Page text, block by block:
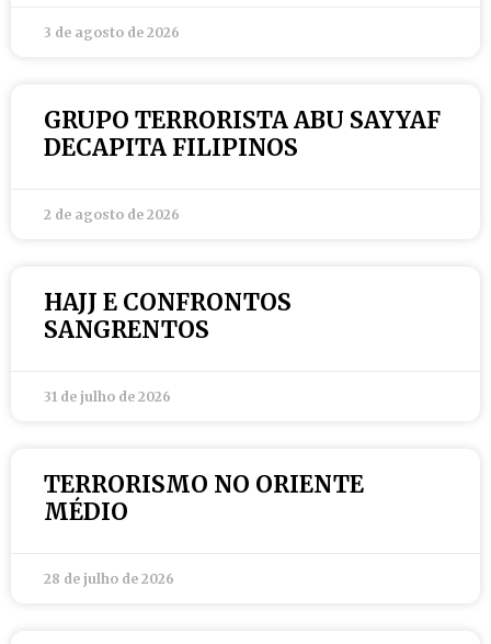
3 de agosto de 2026
GRUPO TERRORISTA ABU SAYYAF
DECAPITA FILIPINOS
2 de agosto de 2026
HAJJ E CONFRONTOS
SANGRENTOS
31 de julho de 2026
TERRORISMO NO ORIENTE
MÉDIO
28 de julho de 2026